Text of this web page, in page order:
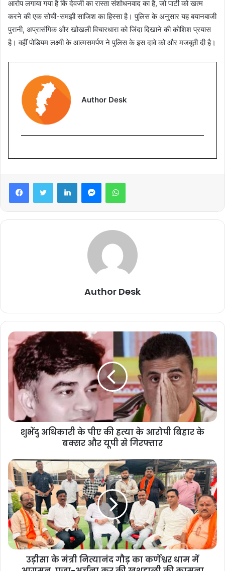
आरोप लगाया गया है कि देवजी का रास्ता संशोधनवाद का है, जो पार्टी को खत्म
करने की एक सोची-समझी साजिश का हिस्सा है। पुलिस के अनुसार यह बयानबाजी
पुरानी, अप्रासंगिक और खोखली विचारधारा को जिंदा दिखाने की कोशिश प्रयास
है। वहीं पोडियम लक्ष्मी के आत्मसमर्पण ने पुलिस के इस दावे को और मजबूती दी है।
Author Desk
Author Desk
शुभेंदु अधिकारी के पीए की हत्या के आरोपी बिहार के
बक्सर और यूपी से गिरफ्तार
उड़ीसा के मंत्री नित्यानंद गौड़ का कर्णेश्वर धाम में